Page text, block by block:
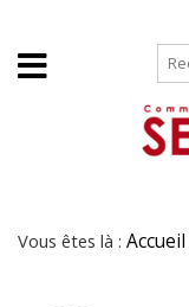
Vous êtes là : Accueil